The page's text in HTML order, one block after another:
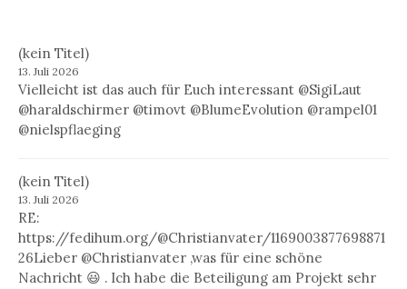
(kein Titel)
13. Juli 2026
Vielleicht ist das auch für Euch interessant @SigiLaut
@haraldschirmer @timovt @BlumeEvolution @rampel01
@nielspflaeging
(kein Titel)
13. Juli 2026
RE:
https://fedihum.org/@Christianvater/1169003877698871
26Lieber @Christianvater ,was für eine schöne
Nachricht 😃 . Ich habe die Beteiligung am Projekt sehr